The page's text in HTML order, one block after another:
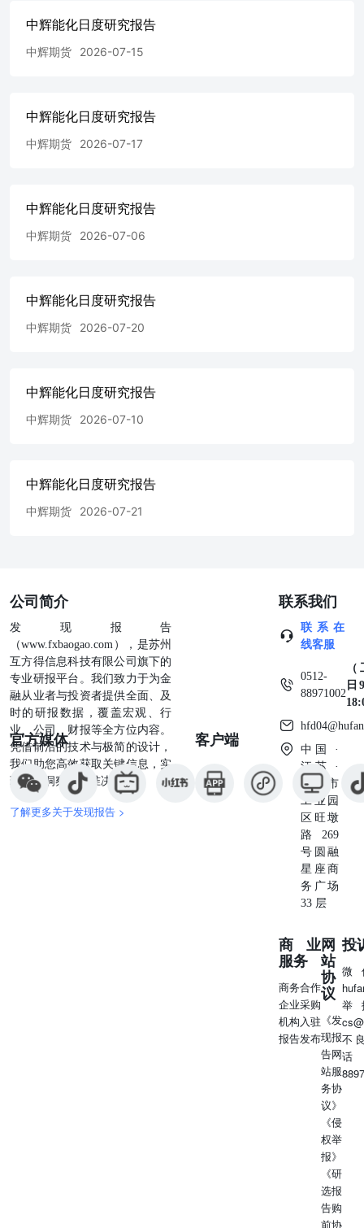
酯负荷止跌回升至80.1%(前值78.9%，环比+1.2pct)。与此
同时，终端织造弱稳且存旺季补库预期。综合来看，乙二醇
供需双弱,到港改善港口去库预期放缓。 策略建议：1、买
反弹偏空 基本面情况 宏观及地缘方面，美非农数据大幅低
多；美伊计划7/11日继续开展谈判，预计地缘持续降温油价
开工负荷90.19%（-0.52pct），处历史同期高位。7月装置检
修产能略大于复产规模，供应端压力依旧偏高（本周新增内
（Sabalan165wt/y、Kimiya165wt/y、ZPC1#165wt/y，其他装
海外装置暂无大的变动）。美国解除除对伊制裁，伊朗甲醇
(常州)依旧维持停车状态；传统下游季节性淡季，整体弱
稳。港口库存历史同期低位，关注7月进口甲醇到港兑现情
况。综合而言，甲醇估值偏高，驱动偏弱；三季度存累库预
利润。MA【2348-2408】 风险提示：地缘风险再次提升 基
本面情况 相较其他能化品种，地缘对国内尿素价格影响较
同期高位。本周前后复产企业较多(新疆青松、灵谷化工、
金昌能化、新疆新翼、山东联盟、靖远煤业)，7月底前，尿
素产能利用率预计维持高位。需求端暂无利多，农需用肥偏
弱(夏季追肥启动在即)；工业需求偏弱，其中复合肥、三聚
氰胺开工下滑且处同期低位。尿素厂库同期偏高，仓单快速
增加。综合来看，尿素基本面宽松，前期氮肥协会自律性政
策对盘面影响有限，关注尿素出口政策的变动。 策略建
议：反弹偏空。UR【1725-1755】 风险提示：出口政策加
码，外需超预期；夏季用肥前置 烧碱：低位震荡 期现市场
SH07基差为-70元/吨，SH91为-125元/吨 基本逻辑 企业开始
亏损，成本支撑好转，空单阶段性止盈。近期基本面供需双
弱，开工压缩至同期低位，但需求偏弱，厂库库存为50万
吨，连续2周累库。液氯价格走弱，带动山东ECU压缩
至-197元/吨，成本支撑走强。不过氧化铝大厂下调现货采
购价，盘面升水现货，限制反弹空间。等待估值修复反弹空
配。SH【1850-1950】 风险提示 液氯暴跌，装置检修超预
期 免责声明 本报告由中辉期货研究院编制 本报告所载的资
料、工具及材料只提供给阁下作参考之用，不作为或被视为
出售或购买期货品种的要约或发出的要约邀请。 本报告的
何变更。阁下首先应明确不能依赖本报告而取代个人的独立
判断，其次期货投资风险应完全由实际操作者承担。除非法
律或规则规定必须承担的责任外，中辉期货不对因使用本报
告而引起的损失负任何责任。本报告仅反映编写分析员的不
同设想、见解及分析方法。本报告所载的观点不代表中辉期
货的立场。中辉期货可发出其它与本报告所载资料不一致及
有不同结论的报告。 本报告以往的表现不应作为日后表现
的反映及担保。本报告所载的资料、意见及推测反映中辉期
货于最初发表此报告日期当日的判断，可随时更改。本报告
所指的期货品种的价格、价值及投资收入可能会波动。 中
辉期货未参与报告所提及的投资品种的交易及投资，不存在
与客户之间的利害冲突。 本报告的版权属中辉期货，除非
另有说明，报告中使用材料的版权亦属中辉期货。未经中辉
期货事先书面许可，任何机构和个人不得以任何形式翻版、
复制和发布，亦不得作为诉讼、仲裁、传媒及任何单位或个
人引用之证明或依据，不得用于未经允许的其它任何用途。
如引用、刊发，需注明出处为中辉期货有限公司，且不得对
中辉能化日度研究报告
中辉期货 2026-07-15
中辉能化日度研究报告
中辉期货 2026-07-17
中辉能化日度研究报告
中辉期货 2026-07-06
中辉能化日度研究报告
中辉期货 2026-07-20
中辉能化日度研究报告
中辉期货 2026-07-10
中辉能化日度研究报告
中辉期货 2026-07-21
公司简介
发现报告
（www.fxbaogao.com），是苏州
互方得信息科技有限公司旗下的
专业研报平台。我们致力于为金
融从业者与投资者提供全面、及
时的研报数据，覆盖宏观、行
业、公司、财报等全方位内容。
凭借前沿的技术与极简的设计，
我们助您高效获取关键信息，实
现深度洞察与精准决策。
了解更多关于发现报告 >
官方媒体 客户端
联系我们
联系在
线客服
0512-
88971002
日
中国 ·
江苏 ·
苏州市
工业园
区旺墩
路269
号圆融
星座商
务广场
33 层
商业
服务
商务合作
企业采购
机构入驻
报告发布
网
站
协
议
《发
现报
告网
站服
务协
议》
《侵
权举
报》
《研
选报
告购
前协
投
微
举
不